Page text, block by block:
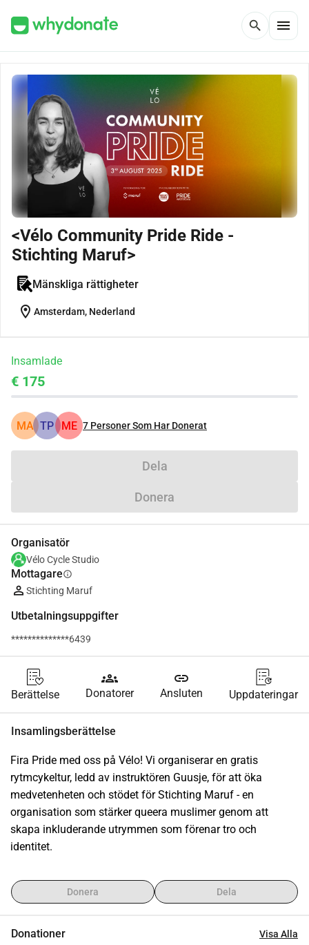
search menu
<Vélo Community Pride Ride -
Stichting Maruf>
Mänskliga rättigheter
location_on Amsterdam, Nederland
Insamlade
€ 175
MA TP ME 7 Personer Som Har Donerat
Dela
Donera
Organisatör
Vélo Cycle Studio
Mottagareinfo
Stichting Maruf
Utbetalningsuppgifter
**************6439
Berättelse
groups
Donatorer
link
Ansluten Uppdateringar
Insamlingsberättelse
Fira Pride med oss på Vélo! Vi organiserar en gratis
rytmcykeltur, ledd av instruktören Guusje, för att öka
medvetenheten och stödet för Stichting Maruf - en
organisation som stärker queera muslimer genom att
skapa inkluderande utrymmen som förenar tro och
identitet.
Donera Dela
Donationer Visa Alla